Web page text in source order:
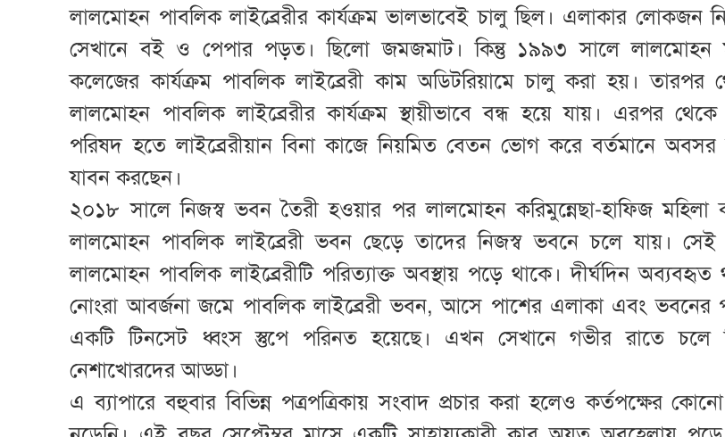
লালমোহন পাবলিক লাইব্রেরীর কার্যক্রম ভালভাবেই চালু ছিল। এলাকার লোকজন
সেখানে বই ও পেপার পড়ত। ছিলো জমজমাট। কিন্তু ১৯৯৩ সালে লালমোহন
কলেজের কার্যক্রম পাবলিক লাইব্রেরী কাম অডিটরিয়ামে চালু করা হয়। তারপর
লালমোহন পাবলিক লাইব্রেরীর কার্যক্রম স্থায়ীভাবে বন্ধ হয়ে যায়। এরপর
পরিষদ হতে লাইব্রেরীয়ান বিনা কাজে নিয়মিত বেতন ভোগ করে বর্তমানে
যাবন করছেন।
২০১৮ সালে নিজস্ব ভবন তৈরী হওয়ার পর লালমোহন করিমুন্নেছা-হাফিজ
লালমোহন পাবলিক লাইব্রেরী ভবন ছেড়ে তাদের নিজস্ব ভবনে চলে যায়। সেই
লালমোহন পাবলিক লাইব্রেরীটি পরিত্যাক্ত অবস্থায় পড়ে থাকে। দীর্ঘদিন অব্যবহৃত
নোংরা আবর্জনা জমে পাবলিক লাইব্রেরী ভবন, আসে পাশের এলাকা এবং ভবনের
একটি টিনসেট ধ্বংস স্তুপে পরিনত হয়েছে। এখন সেখানে গভীর রাতে চলে
নেশাখোরদের আড্ডা।
এ ব্যাপারে বহুবার বিভিন্ন পত্রপত্রিকায় সংবাদ প্রচার করা হলেও কর্তপক্ষের